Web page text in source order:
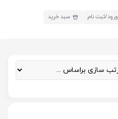
ورود/ثبت نام سبد خرید